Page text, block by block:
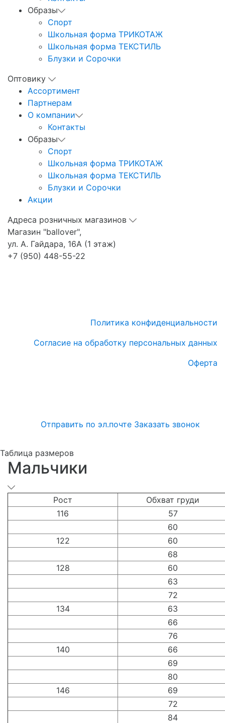
Образы
Спорт
Школьная форма ТРИКОТАЖ
Школьная форма ТЕКСТИЛЬ
Блузки и Сорочки
Оптовику
Ассортимент
Партнерам
О компании
Контакты
Образы
Спорт
Школьная форма ТРИКОТАЖ
Школьная форма ТЕКСТИЛЬ
Блузки и Сорочки
Акции
Адреса розничных магазинов
Магазин "ballover",
ул. А. Гайдара, 16А (1 этаж)
+7 (950) 448-55-22
Политика конфиденциальности
Согласие на обработку персональных данных
Оферта
Отправить по эл.почте Заказать звонок
Таблица размеров
Мальчики
Рост
Обхват груди
116
57
60
122
60
68
128
60
63
72
134
63
66
76
140
66
69
80
146
69
72
84